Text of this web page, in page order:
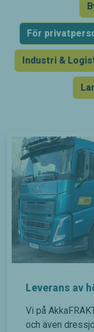
För
Industri &
Leverans av
Vi på
och även